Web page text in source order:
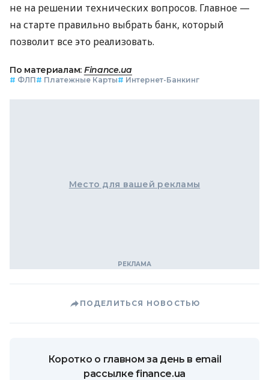
не на решении технических вопросов. Главное —
на старте правильно выбрать банк, который
позволит все это реализовать.
По материалам: Finance.ua
# ФЛП# Платежные Карты# Интернет-Банкинг
Место для вашей рекламы
ПОДЕЛИТЬСЯ НОВОСТЬЮ
Коротко о главном за день в email
рассылке finance.ua